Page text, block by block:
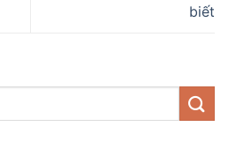
biết